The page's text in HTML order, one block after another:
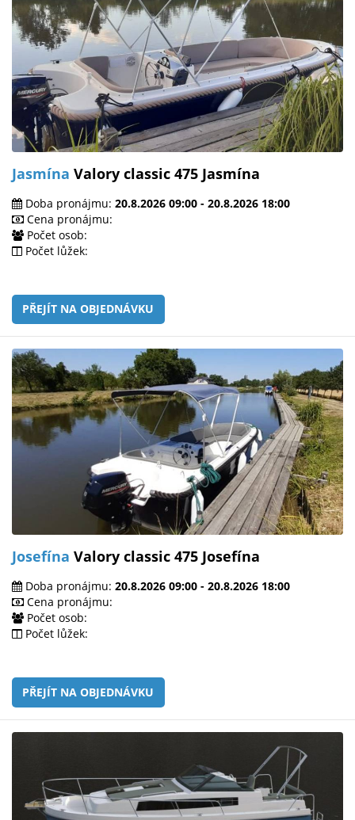
Jasmína Valory classic 475 Jasmína
Doba pronájmu: 20.8.2026 09:00 - 20.8.2026 18:00
Cena pronájmu:
Počet osob:
Počet lůžek:
PŘEJÍT NA OBJEDNÁVKU
Josefína Valory classic 475 Josefína
Doba pronájmu: 20.8.2026 09:00 - 20.8.2026 18:00
Cena pronájmu:
Počet osob:
Počet lůžek:
PŘEJÍT NA OBJEDNÁVKU